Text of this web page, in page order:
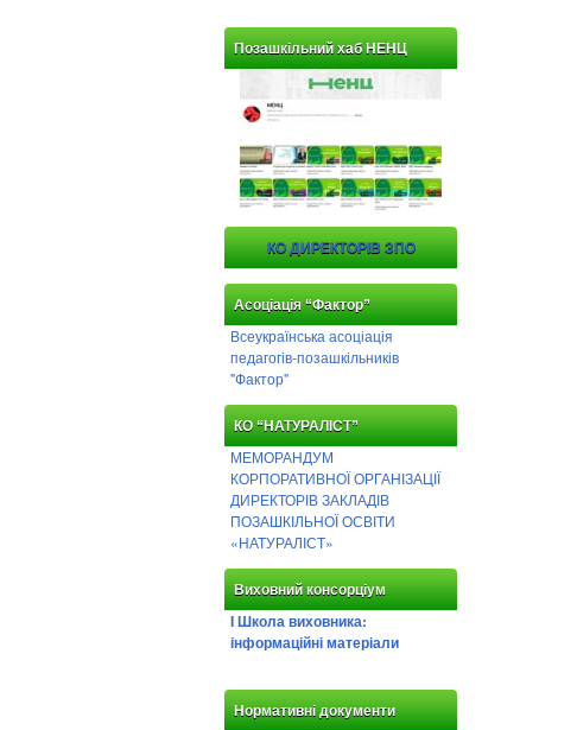
Позашкільний хаб НЕНЦ
КО ДИРЕКТОРІВ ЗПО
Асоціація “Фактор”
Всеукраїнська асоціація
педагогів-позашкільників
"Фактор"
КО “НАТУРАЛІСТ”
МЕМОРАНДУМ
КОРПОРАТИВНОЇ ОРГАНІЗАЦІЇ
ДИРЕКТОРІВ ЗАКЛАДІВ
ПОЗАШКІЛЬНОЇ ОСВІТИ
«НАТУРАЛІСТ»
Виховний консорціум
І Школа виховника:
інформаційні матеріали
Нормативні документи